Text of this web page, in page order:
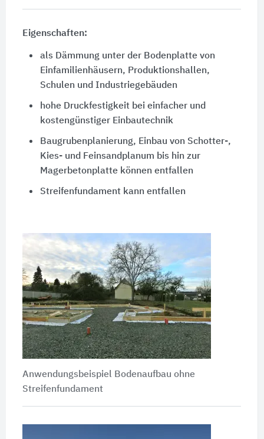
Eigenschaften:
als Dämmung unter der Bodenplatte von
Einfamilienhäusern, Produktionshallen,
Schulen und Industriegebäuden
hohe Druckfestigkeit bei einfacher und
kostengünstiger Einbautechnik
Baugrubenplanierung, Einbau von Schotter-,
Kies- und Feinsandplanum bis hin zur
Magerbetonplatte können entfallen
Streifenfundament kann entfallen
Anwendungsbeispiel Bodenaufbau ohne
Streifenfundament